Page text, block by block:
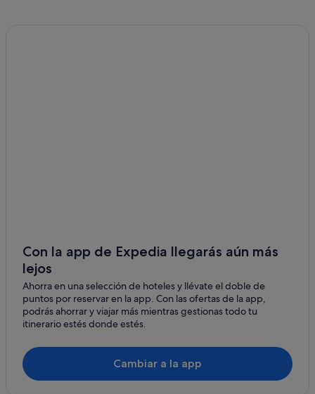
Con la app de Expedia llegarás aún más
lejos
Ahorra en una selección de hoteles y llévate el doble de
puntos por reservar en la app. Con las ofertas de la app,
podrás ahorrar y viajar más mientras gestionas todo tu
itinerario estés donde estés.
Cambiar a la app